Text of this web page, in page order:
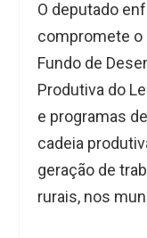
O deputado
compromete o
Fundo de
Produtiva do
e programas
cadeia
geração de
rurais, nos